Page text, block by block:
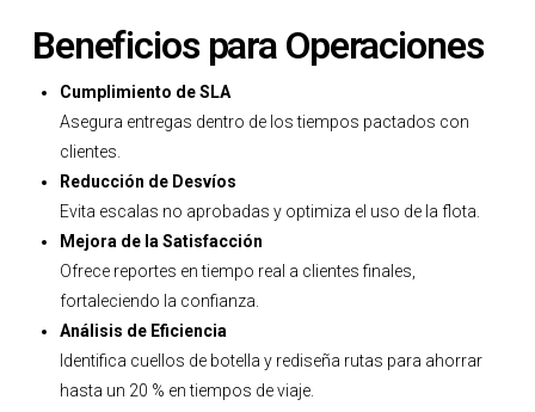
Beneficios para Operaciones
Cumplimiento de SLA
Asegura entregas dentro de los tiempos pactados con
clientes.
Reducción de Desvíos
Evita escalas no aprobadas y optimiza el uso de la flota.
Mejora de la Satisfacción
Ofrece reportes en tiempo real a clientes finales,
fortaleciendo la confianza.
Análisis de Eficiencia
Identifica cuellos de botella y rediseña rutas para ahorrar
hasta un 20 % en tiempos de viaje.